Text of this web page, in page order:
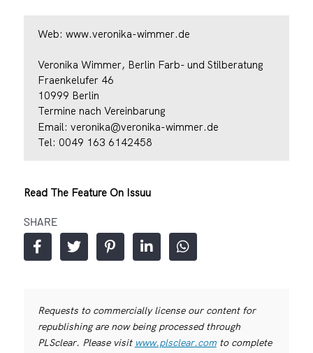
Web: www.veronika-wimmer.de
Veronika Wimmer, Berlin Farb- und Stilberatung
Fraenkelufer 46
10999 Berlin
Termine nach Vereinbarung
Email: veronika@veronika-wimmer.de
Tel: 0049 163 6142458
Read The Feature On Issuu
SHARE
Requests to commercially license our content for
republishing are now being processed through
PLSclear. Please visit www.plsclear.comto complete